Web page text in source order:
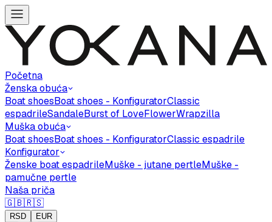
Početna
Ženska obuća
Boat shoesBoat shoes - KonfiguratorClassic
espadrileSandaleBurst of LoveFlowerWrapzilla
Muška obuća
Boat shoesBoat shoes - KonfiguratorClassic espadrile
Konfigurator
Ženske boat espadrileMuške - jutane pertleMuške -
pamučne pertle
Naša priča
🇬🇧🇷🇸
RSD EUR